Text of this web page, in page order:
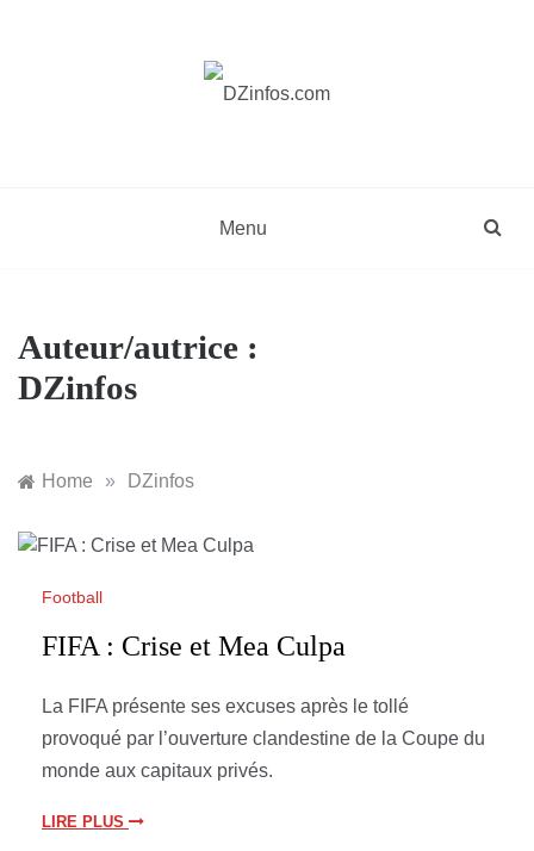
Menu
Auteur/autrice :
DZinfos
Home » DZinfos
Football
FIFA : Crise et Mea Culpa
La FIFA présente ses excuses après le tollé
provoqué par l’ouverture clandestine de la Coupe du
monde aux capitaux privés.
LIRE PLUS